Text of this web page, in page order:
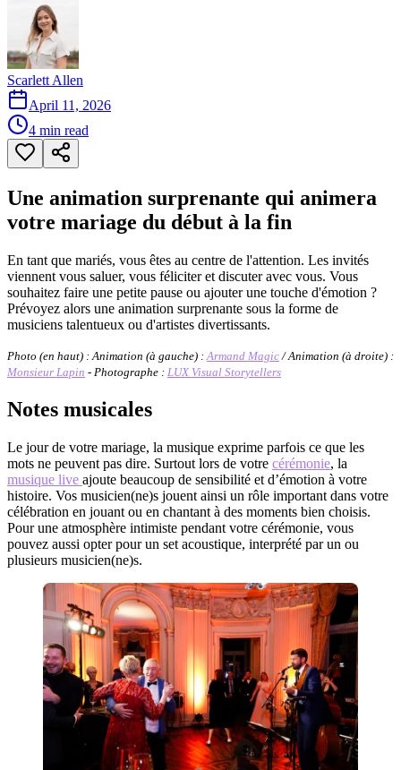
Scarlett Allen
April 11, 2026
4 min read
Une animation surprenante qui animera
votre mariage du début à la fin
En tant que mariés, vous êtes au centre de l'attention. Les invités
viennent vous saluer, vous féliciter et discuter avec vous. Vous
souhaitez faire une petite pause ou ajouter une touche d'émotion ?
Prévoyez alors une animation surprenante sous la forme de
musiciens talentueux ou d'artistes divertissants.
Photo (en haut) : Animation (à gauche) : Armand Magic / Animation (à droite) :
Monsieur Lapin - Photographe : LUX Visual Storytellers
Notes musicales
Le jour de votre mariage, la musique exprime parfois ce que les
mots ne peuvent pas dire. Surtout lors de votre cérémonie, la
musique live ajoute beaucoup de sensibilité et d’émotion à votre
histoire. Vos musicien(ne)s jouent ainsi un rôle important dans votre
célébration en jouant ou en chantant à des moments bien choisis.
Pour une atmosphère intimiste pendant votre cérémonie, vous
pouvez aussi opter pour un set acoustique, interprété par un ou
plusieurs musicien(ne)s.